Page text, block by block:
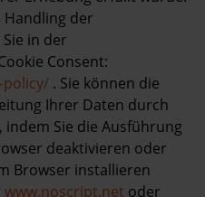
der
in der
Consent:
. Sie können die
Ihrer Daten durch
Sie die Ausführung
deaktivieren oder
Browser installieren
www.noscript.net oder